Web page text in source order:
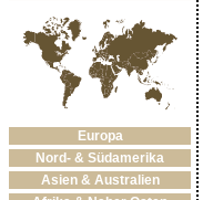
Europa
Nord- & Südamerika
Asien & Australien